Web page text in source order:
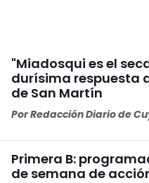
"Miadosqui es el
durísima respuesta
de San Martín
PorRedacción Diario de
Primera B:
de semana de